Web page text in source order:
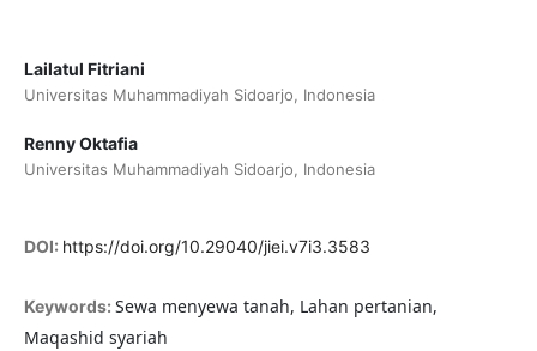
Lailatul Fitriani
Universitas Muhammadiyah Sidoarjo, Indonesia
Renny Oktafia
Universitas Muhammadiyah Sidoarjo, Indonesia
DOI: https://doi.org/10.29040/jiei.v7i3.3583
Keywords: Sewa menyewa tanah, Lahan pertanian,
Maqashid syariah